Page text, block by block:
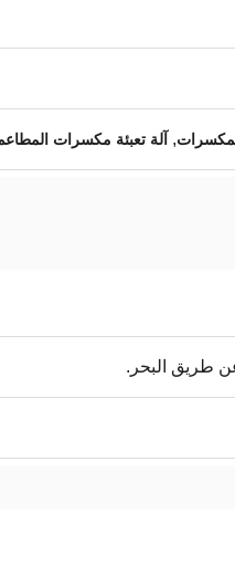
, آلة تعبئة مكسرات
طريق البحر.